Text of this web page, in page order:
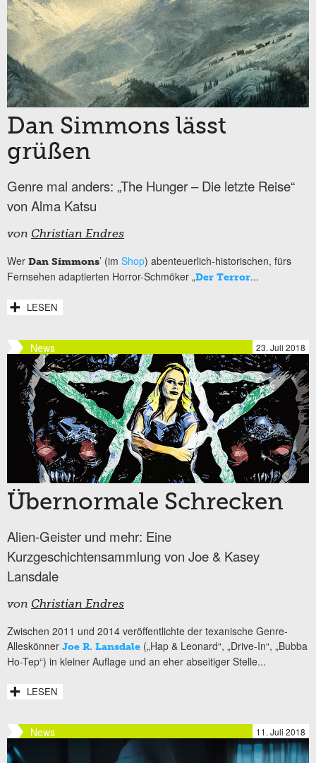
Dan Simmons lässt
grüßen
Genre mal anders: „The Hunger – Die letzte Reise“
von Alma Katsu
von Christian Endres
Wer Dan Simmons’ (im Shop) abenteuerlich-historischen, fürs
Fernsehen adaptierten Horror-Schmöker „Der Terror...
LESEN
News 23. Juli 2018
Übernormale Schrecken
Alien-Geister und mehr: Eine
Kurzgeschichtensammlung von Joe & Kasey
Lansdale
von Christian Endres
Zwischen 2011 und 2014 veröffentlichte der texanische Genre-
Alleskönner Joe R. Lansdale („Hap & Leonard“, „Drive-In“, „Bubba
Ho-Tep“) in kleiner Auflage und an eher abseitiger Stelle...
LESEN
News 11. Juli 2018